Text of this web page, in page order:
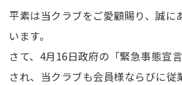
平素は当クラブをご愛顧賜り、誠に
います。
さて、4月16日政府の「緊急事態宣
され、当クラブも会員様ならびに従